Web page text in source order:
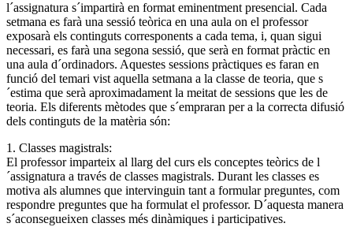
l´assignatura s´impartirà en format eminentment presencial. Cada
setmana es farà una sessió teòrica en una aula on el professor
exposarà els continguts corresponents a cada tema, i, quan sigui
necessari, es farà una segona sessió, que serà en format pràctic en
una aula d´ordinadors. Aquestes sessions pràctiques es faran en
funció del temari vist aquella setmana a la classe de teoria, que s
´estima que serà aproximadament la meitat de sessions que les de
teoria. Els diferents mètodes que s´empraran per a la correcta difusió
dels continguts de la matèria són:
1. Classes magistrals:
El professor imparteix al llarg del curs els conceptes teòrics de l
´assignatura a través de classes magistrals. Durant les classes es
motiva als alumnes que intervinguin tant a formular preguntes, com
respondre preguntes que ha formulat el professor. D´aquesta manera
s´aconsegueixen classes més dinàmiques i participatives.